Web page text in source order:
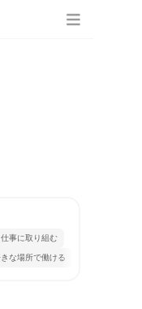
事に取り組む
な場所で働ける